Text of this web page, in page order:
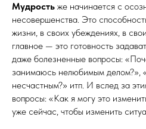
Мудрость же начинается с
несовершенства. Это
жизни, в своих убеждениях, в
главное — это готовность
даже болезненные вопросы:
занимаюсь нелюбимым делом?»,
несчастным?» итп. И вслед за
вопросы: «Как я могу это
уже сейчас, чтобы изменить